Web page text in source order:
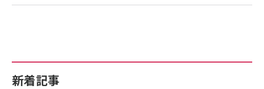
新着記事